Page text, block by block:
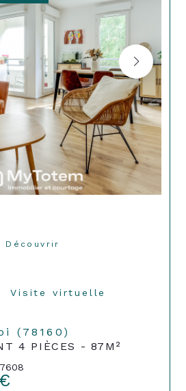
Découvrir
Visite virtuelle
(78160)
4 PIÈCES - 87M²